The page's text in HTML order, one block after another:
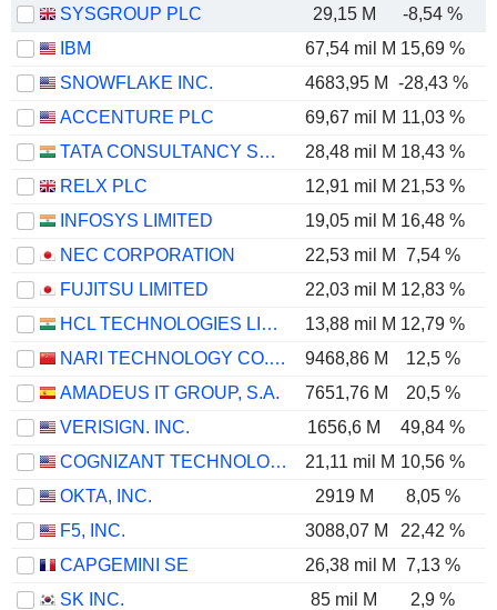
SYSGROUP PLC 29,15 M -8,54 %
IBM
67,54 mil M 15,69 %
SNOWFLAKE INC.
4683,95 M -28,43 %
ACCENTURE PLC
69,67 mil M 11,03 %
TATA CONSULTANCY SERVICES LTD.
28,48 mil M 18,43 %
RELX PLC
12,91 mil M 21,53 %
INFOSYS LIMITED
19,05 mil M 16,48 %
NEC CORPORATION
22,53 mil M 7,54 %
FUJITSU LIMITED
22,03 mil M 12,83 %
HCL TECHNOLOGIES LIMITED
13,88 mil M 12,79 %
NARI TECHNOLOGY CO., LTD.
9468,86 M 12,5 %
AMADEUS IT GROUP, S.A.
7651,76 M 20,5 %
VERISIGN. INC.
1656,6 M 49,84 %
COGNIZANT TECHNOLOGY SOLUTIONS CORPORATION
21,11 mil M 10,56 %
OKTA, INC.
2919 M 8,05 %
F5, INC.
3088,07 M 22,42 %
CAPGEMINI SE
26,38 mil M 7,13 %
SK INC.
85 mil M 2,9 %